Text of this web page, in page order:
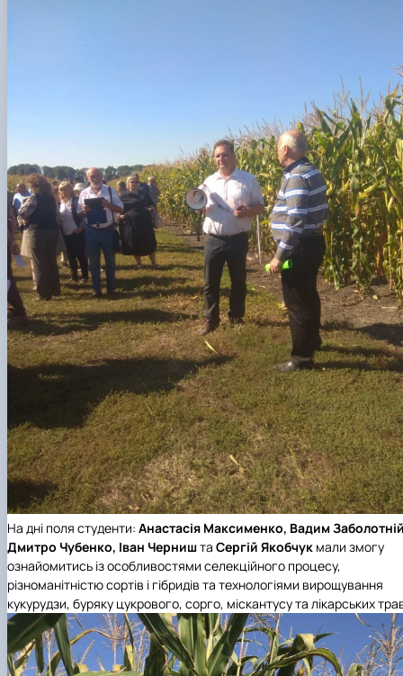
На дні поля студенти: Анастасія Максименко, Вадим
Дмитро Чубенко, Іван Черништа Сергій Якобчук мали змогу
ознайомитись із особливостями селекційного процесу,
різноманітністю сортів і гібридів та технологіями вирощування
кукурудзи, буряку цукрового, сорго, міскантусу та лікарських